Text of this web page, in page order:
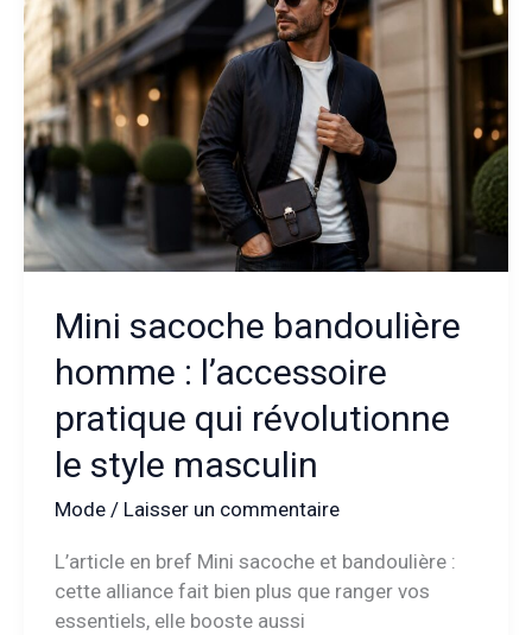
pour
un
style
à
la
fois
chic
et
masculin
Mini sacoche bandoulière
homme : l’accessoire
pratique qui révolutionne
le style masculin
Mode/ Laisser un commentaire
L’article en bref Mini sacoche et bandoulière :
cette alliance fait bien plus que ranger vos
essentiels, elle booste aussi